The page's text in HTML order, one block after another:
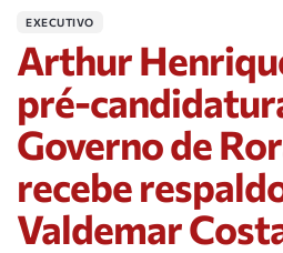
EXECUTIVO
Arthur
pré-
Governo de
recebe
Valdemar